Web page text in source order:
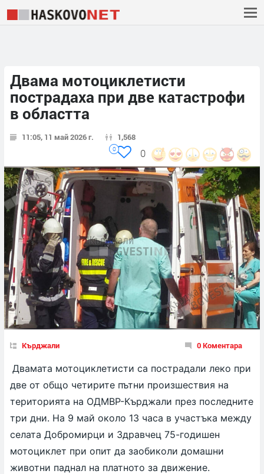
Двама мотоциклетисти
пострадаха при две катастрофи
в областта
11:05, 11 май 2026 г. 1,568
0
0
Кърджали 0 Коментара
Двамата мотоциклетисти са пострадали леко при
две от общо четирите пътни произшествия на
територията на ОДМВР-Кърджали през последните
три дни. На 9 май около 13 часа в участъка между
селата Добромирци и Здравчец 75-годишен
мотоциклет при опит да заобиколи домашни
животни паднал на платното за движение.